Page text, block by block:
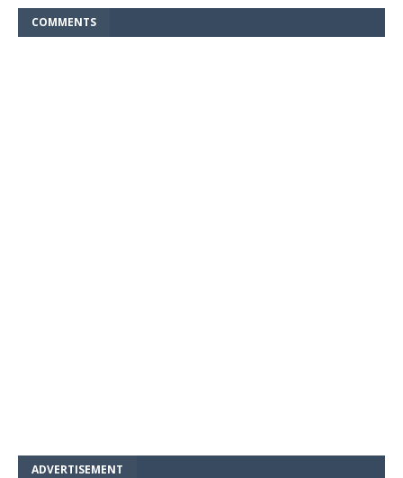
COMMENTS
ADVERTISEMENT